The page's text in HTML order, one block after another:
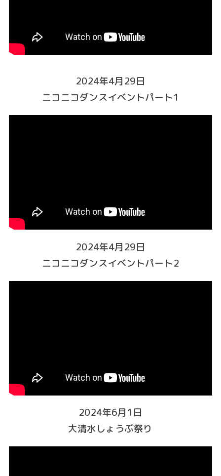
2024年4月29日
ニコニコダンスイベントパート1
2024年4月29日
ニコニコダンスイベントパート2
2024年6月1日
大清水しょうぶ祭り